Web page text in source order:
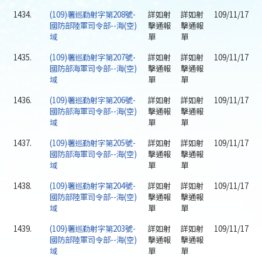
1434.
(109)署巡勤射字第208號-
國防部陸軍司令部--海(空)
域
詳如射
擊通報
單
詳如射
擊通報
單
109/11/17
1435.
(109)署巡勤射字第207號-
國防部海軍司令部--海(空)
域
詳如射
擊通報
單
詳如射
擊通報
單
109/11/17
1436.
(109)署巡勤射字第206號-
國防部海軍司令部--海(空)
域
詳如射
擊通報
單
詳如射
擊通報
單
109/11/17
1437.
(109)署巡勤射字第205號-
國防部海軍司令部--海(空)
域
詳如射
擊通報
單
詳如射
擊通報
單
109/11/17
1438.
(109)署巡勤射字第204號-
國防部陸軍司令部--海(空)
域
詳如射
擊通報
單
詳如射
擊通報
單
109/11/17
1439.
(109)署巡勤射字第203號-
國防部陸軍司令部--海(空)
域
詳如射
擊通報
單
詳如射
擊通報
單
109/11/17